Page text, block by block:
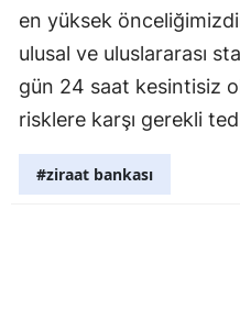
en yüksek
ulusal ve uluslararası
gün 24 saat kesintisiz
risklere karşı gerekli
#ziraat bankası